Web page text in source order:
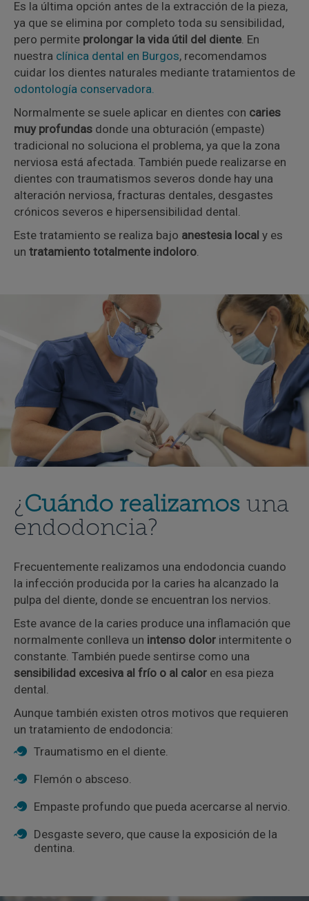
Es la última opción antes de la extracción de la pieza,
ya que se elimina por completo toda su sensibilidad,
pero permite prolongar la vida útil del diente. En
nuestra clínica dental en Burgos, recomendamos
cuidar los dientes naturales mediante tratamientos de
odontología conservadora.
Normalmente se suele aplicar en dientes con caries
muy profundas donde una obturación (empaste)
tradicional no soluciona el problema, ya que la zona
nerviosa está afectada. También puede realizarse en
dientes con traumatismos severos donde hay una
alteración nerviosa, fracturas dentales, desgastes
crónicos severos e hipersensibilidad dental.
Este tratamiento se realiza bajo anestesia local y es
un tratamiento totalmente indoloro.
¿ Cuándo realizamos una
endodoncia?
Frecuentemente realizamos una endodoncia cuando
la infección producida por la caries ha alcanzado la
pulpa del diente, donde se encuentran los nervios.
Este avance de la caries produce una inflamación que
normalmente conlleva un intenso dolor intermitente o
constante. También puede sentirse como una
sensibilidad excesiva al frío o al calor en esa pieza
dental.
Aunque también existen otros motivos que requieren
un tratamiento de endodoncia:
Traumatismo en el diente.
Flemón o absceso.
Empaste profundo que pueda acercarse al nervio.
Desgaste severo, que cause la exposición de la
dentina.